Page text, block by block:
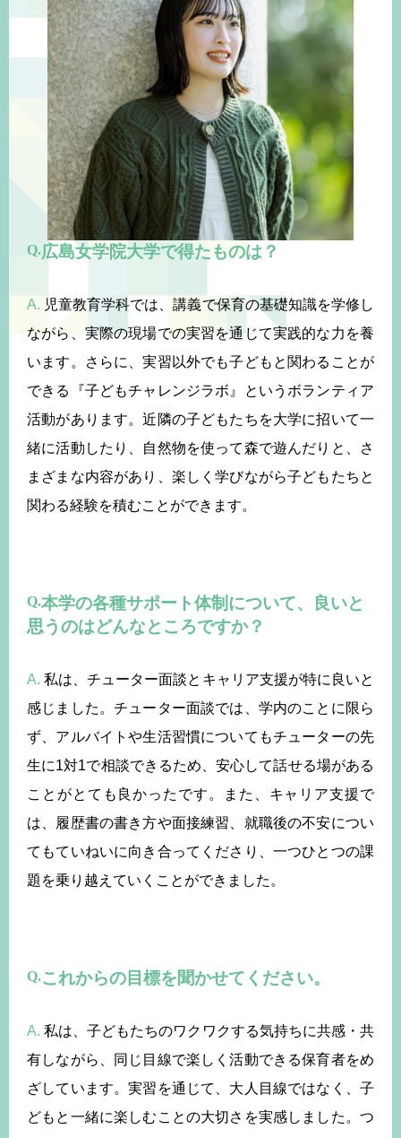
広島女学院大学で得たものは？
A.
ながら、実際の現場での実習を通じて実践的な力を養
います。さらに、実習以外でも子どもと関わることが
できる『子どもチャレンジラボ』というボランティア
活動があります。近隣の子どもたちを大学に招いて一
緒に活動したり、自然物を使って森で遊んだりと、さ
まざまな内容があり、楽しく学びながら子どもたちと
関わる経験を積むことができます。
本学の各種サポート体制について、良いと
思うのはどんなところですか？
A.
感じました。チューター面談では、学内のことに限ら
ず、アルバイトや生活習慣についてもチューターの先
生に1対1で相談できるため、安心して話せる場がある
ことがとても良かったです。また、キャリア支援で
は、履歴書の書き方や面接練習、就職後の不安につい
てもていねいに向き合ってくださり、一つひとつの課
題を乗り越えていくことができました。
これからの目標を聞かせてください。
A.
有しながら、同じ目線で楽しく活動できる保育者をめ
ざしています。実習を通じて、大人目線ではなく、子
どもと一緒に楽しむことの大切さを実感しました。つ